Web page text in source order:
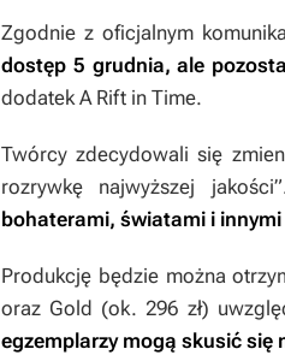
Zgodnie z oficjalnym
dostęp 5 grudnia, ale
dodatekA Rift in Time.
Twórcy zdecydowali się
rozrywkę najwyższej
bohaterami, światami i
Produkcję będzie można
oraz Gold (ok. 296 zł)
egzemplarzy mogą skusić się